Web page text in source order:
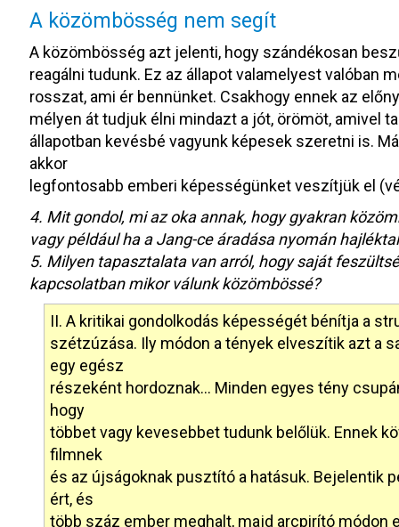
A közömbösség nem segít
A közömbösség azt jelenti, hogy szándékosan
reagálni tudunk. Ez az állapot valamelyest valóban
rosszat, ami ér bennünket. Csakhogy ennek az
mélyen át tudjuk élni mindazt a jót, örömöt, amivel
állapotban kevésbé vagyunk képesek szeretni is.
akkor
legfontosabb emberi képességünket veszítjük el
4. Mit gondol, mi az oka annak, hogy gyakran
vagy például ha a Jang-ce áradása nyomán
5. Milyen tapasztalata van arról, hogy saját
kapcsolatban mikor válunk közömbössé?
II. A kritikai gondolkodás képességét bénítja a
szétzúzása. Ily módon a tények elveszítik azt a
egy egész
részeként hordoznak… Minden egyes tény
hogy
többet vagy kevesebbet tudunk belőlük. Ennek
filmnek
és az újságoknak pusztító a hatásuk. Bejelentik
ért, és
több száz ember meghalt, majd arcpirító módon